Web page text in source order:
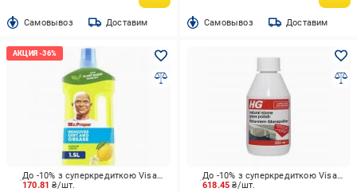
Cамовывоз Доставим Cамовывоз Доставим
170.81₴/шт.
До -10% з суперкредиткою Visa Вигода
618.45₴/шт.
До -10% з суперкредиткою Visa Вигода